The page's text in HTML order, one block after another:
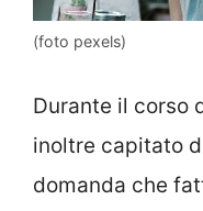
(foto pexels)
Durante il corso
inoltre capitato
domanda che